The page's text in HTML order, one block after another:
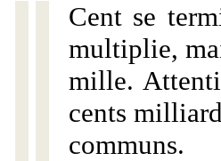
Cent se
multiplie,
mille.
cents
communs.